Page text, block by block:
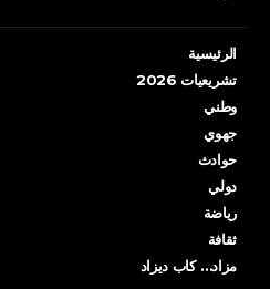
الرئيسية
تشريعيات 2026
وطني
جهوي
حوادث
دولي
رياضة
ثقافة
مزاد… كاب ديزاد